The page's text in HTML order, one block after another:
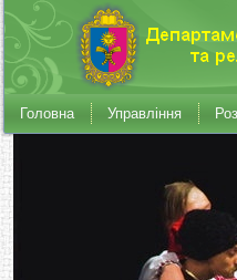
Головна Управління